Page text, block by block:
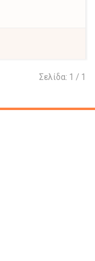
Σελίδα: 1 / 1